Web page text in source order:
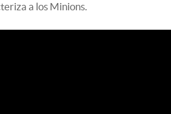
a los Minions.